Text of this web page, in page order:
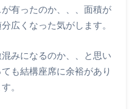
有ったのか、、、面積が
広くなった気がします。
みになるのか、、と思い
も結構座席に余裕があり
。